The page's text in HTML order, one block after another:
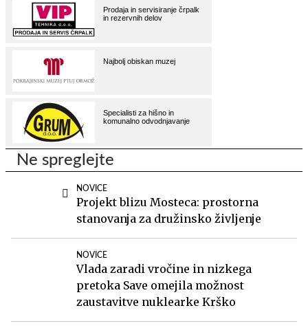
Ne spreglejte
NOVICE
Projekt blizu Mosteca: prostorna
stanovanja za družinsko življenje
NOVICE
Vlada zaradi vročine in nizkega
pretoka Save omejila možnost
zaustavitve nuklearke Krško